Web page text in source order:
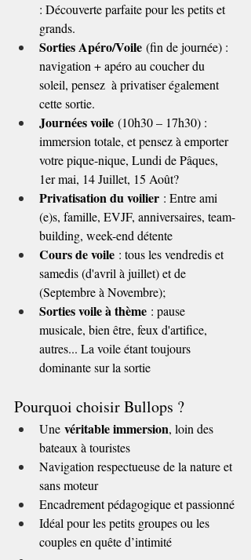
: Découverte parfaite pour les petits et
grands.
Sorties Apéro/Voile (fin de journée) :
navigation + apéro au coucher du
soleil, pensez  à privatiser également
cette sortie.
Journées voile (10h30 – 17h30) :
immersion totale, et pensez à emporter
votre pique-nique, Lundi de Pâques,
1er mai, 14 Juillet, 15 Août?
Privatisation du voilier : Entre ami
(e)s, famille, EVJF, anniversaires, team-
building, week-end détente
Cours de voile : tous les vendredis et
samedis (d'avril à juillet) et de
(Septembre à Novembre);
Sorties voile à thème : pause
musicale, bien être, feux d'artifice,
autres... La voile étant toujours
dominante sur la sortie
Pourquoi choisir Bullops ?
Une véritable immersion, loin des
bateaux à touristes
Navigation respectueuse de la nature et
sans moteur
Encadrement pédagogique et passionné
Idéal pour les petits groupes ou les
couples en quête d’intimité